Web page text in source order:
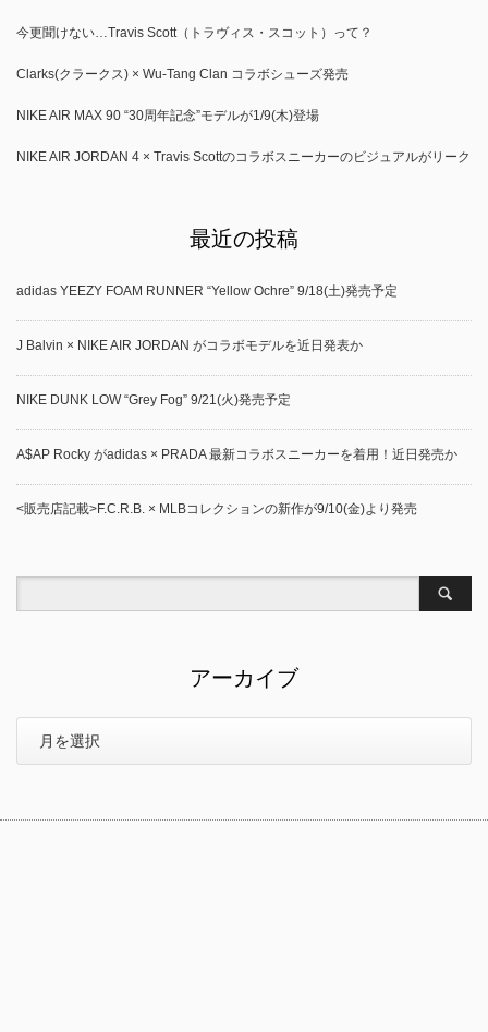
今更聞けない…Travis Scott（トラヴィス・スコット）って？
Clarks(クラークス) × Wu-Tang Clan コラボシューズ発売
NIKE AIR MAX 90 “30周年記念”モデルが1/9(木)登場
NIKE AIR JORDAN 4 × Travis Scottのコラボスニーカーのビジュアルがリーク
最近の投稿
adidas YEEZY FOAM RUNNER “Yellow Ochre” 9/18(土)発売予定
J Balvin × NIKE AIR JORDAN がコラボモデルを近日発表か
NIKE DUNK LOW “Grey Fog” 9/21(火)発売予定
A$AP Rocky がadidas × PRADA 最新コラボスニーカーを着用！近日発売か
<販売店記載>F.C.R.B. × MLBコレクションの新作が9/10(金)より発売
アーカイブ